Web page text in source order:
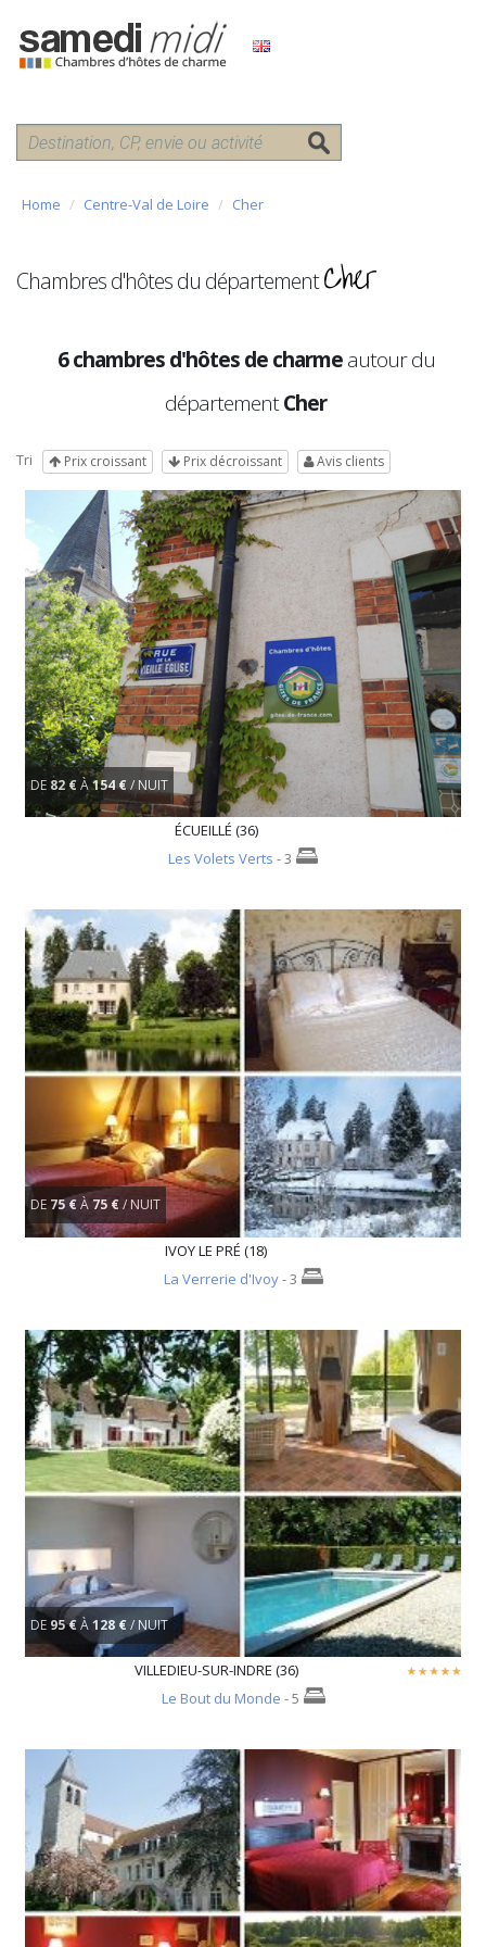
Home Centre-Val de Loire Cher
Chambres d'hôtes du départementCher
6 chambres d'hôtes de charmeautour du
départementCher
Tri Prix croissant Prix décroissant Avis clients
DE 82 €À154 €/ NUIT
ÉCUEILLÉ (36)
Les Volets Verts - 3
DE 75 €À75 €/ NUIT
IVOY LE PRÉ (18)
La Verrerie d'Ivoy- 3
DE 95 €À128 €/ NUIT
VILLEDIEU-SUR-INDRE (36)
Le Bout du Monde - 5